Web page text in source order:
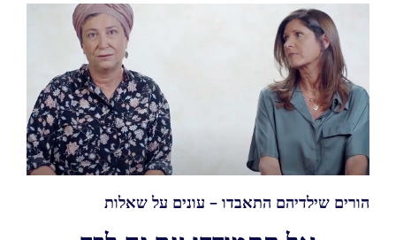
הורים שילדיהם התאבדו – עונים על שאלות